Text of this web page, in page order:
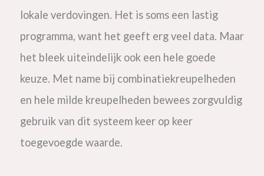
lokale verdovingen. Het is soms een lastig
programma, want het geeft erg veel data. Maar
het bleek uiteindelijk ook een hele goede
keuze. Met name bij combinatiekreupelheden
en hele milde kreupelheden bewees zorgvuldig
gebruik van dit systeem keer op keer
toegevoegde waarde.